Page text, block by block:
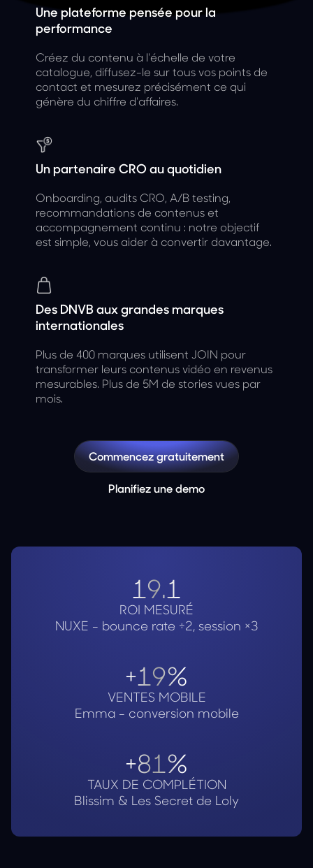
Une plateforme pensée pour la
performance
Créez du contenu à l'échelle de votre
catalogue, diffusez-le sur tous vos points de
contact et mesurez précisément ce qui
génère du chiffre d'affaires.
Un partenaire CRO au quotidien
Onboarding, audits CRO, A/B testing,
recommandations de contenus et
accompagnement continu : notre objectif
est simple, vous aider à convertir davantage.
Des DNVB aux grandes marques
internationales
Plus de 400 marques utilisent JOIN pour
transformer leurs contenus vidéo en revenus
mesurables. Plus de 5M de stories vues par
mois.
Commencez gratuitement
Planifiez une demo
19.1
ROI MESURÉ
NUXE - bounce rate ÷2, session ×3
+19%
VENTES MOBILE
Emma - conversion mobile
+81%
TAUX DE COMPLÉTION
Blissim & Les Secret de Loly